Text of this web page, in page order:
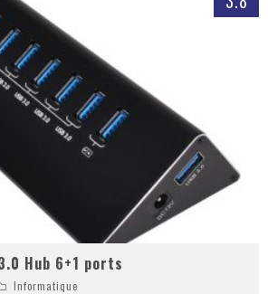
Hub 6+1 ports
Informatique